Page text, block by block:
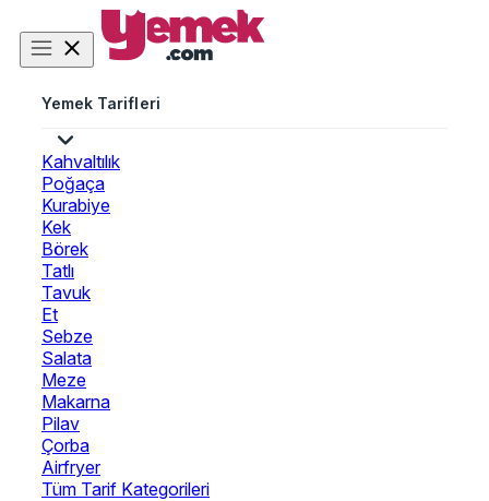
Yemek Tarifleri
Kahvaltılık
Poğaça
Kurabiye
Kek
Börek
Tatlı
Tavuk
Et
Sebze
Salata
Meze
Makarna
Pilav
Çorba
Airfryer
Tüm Tarif Kategorileri